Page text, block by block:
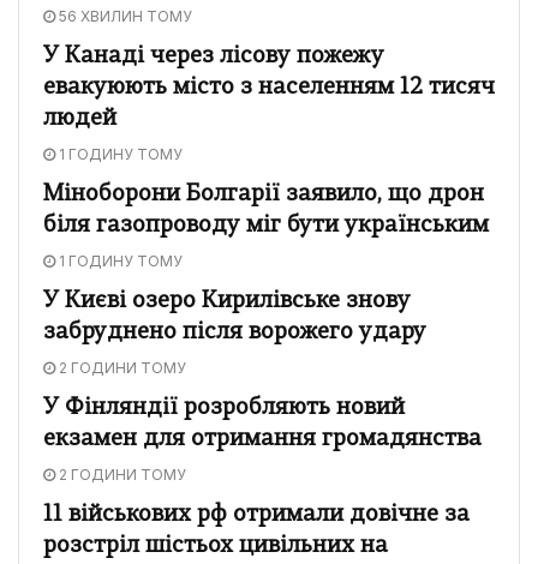
56 ХВИЛИН ТОМУ
У Канаді через лісову пожежу
евакуюють місто з населенням 12 тисяч
людей
1 ГОДИНУ ТОМУ
Міноборони Болгарії заявило, що дрон
біля газопроводу міг бути українським
1 ГОДИНУ ТОМУ
У Києві озеро Кирилівське знову
забруднено після ворожего удару
2 ГОДИНИ ТОМУ
У Фінляндії розробляють новий
екзамен для отримання громадянства
2 ГОДИНИ ТОМУ
11 військових рф отримали довічне за
розстріл шістьох цивільних на